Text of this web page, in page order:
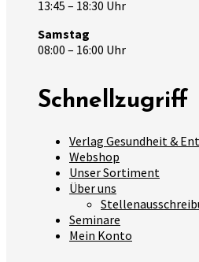
13:45 – 18:30 Uhr
Samstag
08:00 – 16:00 Uhr
Schnellzugriff
Verlag Gesundheit &
Webshop
Unser Sortiment
Über uns
Seminare
Mein Konto